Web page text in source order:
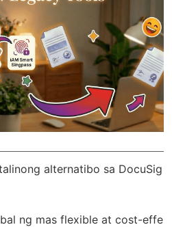
alternatibo sa DocuSig
ng mas flexible at cost-effe